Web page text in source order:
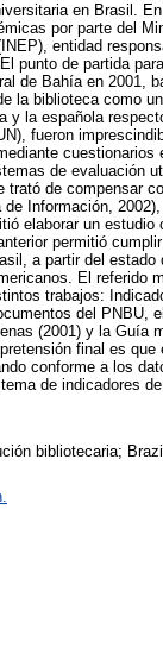
en Brasil.
por parte del
entidad
punto de partida
de Bahía en 2001,
la biblioteca como
y la española
fueron
cuestionarios
de evaluación
de compensar
Información,
elaborar un
permitió
a partir del
El referido
trabajos:
del PNBU,
(2001) y la Guía
final es
conforme a los
de indicadores
bibliotecaria;